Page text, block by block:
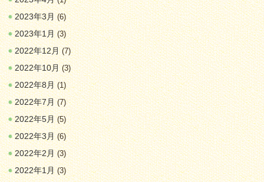
2023年3月(6)
2023年1月(3)
2022年12月(7)
2022年10月(3)
2022年8月(1)
2022年7月(7)
2022年5月(5)
2022年3月(6)
2022年2月(3)
2022年1月(3)